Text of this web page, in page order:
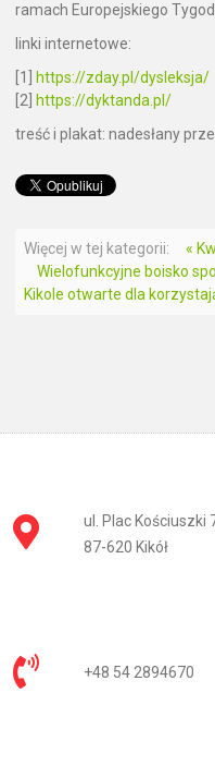
ramach Europejskiego
linki internetowe:
[1] https://zday.pl/dysleksja/
[2] https://dyktanda.pl/
treść i plakat: nadesłany
Więcej w tej kategorii:
«
Wielofunkcyjne boisko
Kikole otwarte dla
ul. Plac Kościuszki
87-620 Kikół
+48 54 2894670